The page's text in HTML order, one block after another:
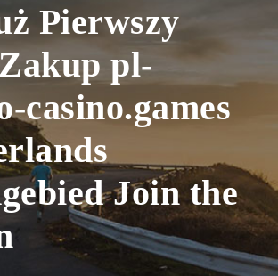
Pierwszy
pl-
casino.games
Join the